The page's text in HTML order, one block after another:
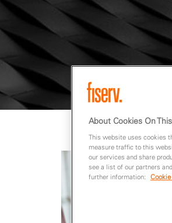
About Cookies On
This website uses cookies
measure traffic to this
our services and share
see a list of our partners
further information: